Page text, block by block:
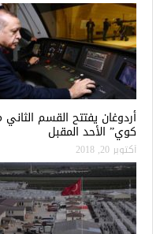
أردوغان يفتتح القسم
كوي” الأحد المقبل
أكتوبر 20, 2018